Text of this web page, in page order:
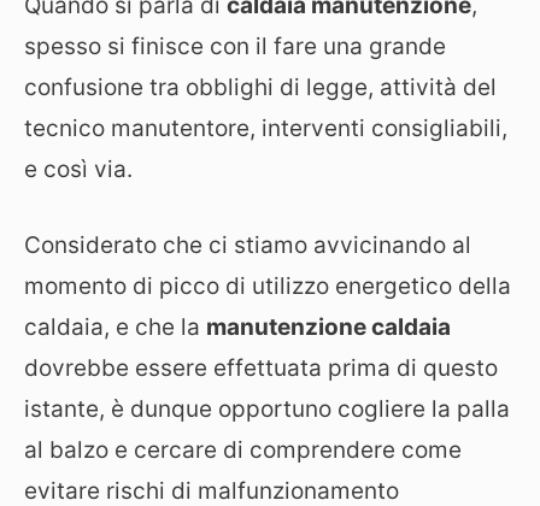
spesso si finisce con il fare una grande
confusione tra obblighi di legge, attività del
tecnico manutentore, interventi consigliabili,
e così via.
Considerato che ci stiamo avvicinando al
momento di picco di utilizzo energetico della
caldaia, e che la manutenzione caldaia
dovrebbe essere effettuata prima di questo
istante, è dunque opportuno cogliere la palla
al balzo e cercare di comprendere come
evitare rischi di malfunzionamento